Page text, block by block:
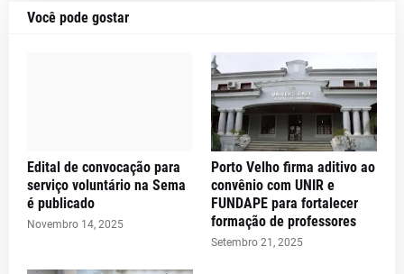
Você pode gostar
Edital de convocação para
serviço voluntário na Sema
é publicado
Novembro 14, 2025
Porto Velho firma aditivo ao
convênio com UNIR e
FUNDAPE para fortalecer
formação de professores
Setembro 21, 2025